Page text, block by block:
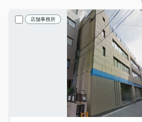
店舗事務所